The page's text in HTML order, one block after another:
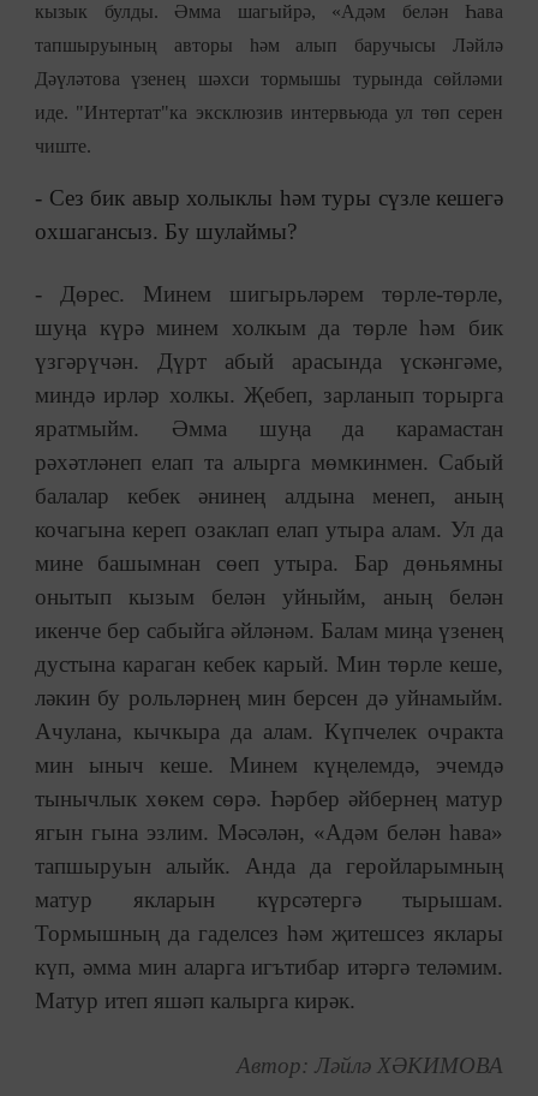
кызык булды. Әмма шагыйрә, «Адәм белән Һава
тапшыруының авторы һәм алып баручысы Ләйлә
Дәүләтова үзенең шәхси тормышы турында сөйләми
иде. "Интертат"ка эксклюзив интервьюда ул төп серен
чиште.
- Сез бик авыр холыклы һәм туры сүзле кешегә
охшагансыз. Бу шулаймы?
- Дөрес. Минем шигырьләрем төрле-төрле,
шуңа күрә минем холкым да төрле һәм бик
үзгәрүчән. Дүрт абый арасында үскәнгәме,
миндә ирләр холкы. Җебеп, зарланып торырга
яратмыйм. Әмма шуңа да карамастан
рәхәтләнеп елап та алырга мөмкинмен. Сабый
балалар кебек әнинең алдына менеп, аның
кочагына кереп озаклап елап утыра алам. Ул да
мине башымнан сөеп утыра. Бар дөньямны
онытып кызым белән уйныйм, аның белән
икенче бер сабыйга әйләнәм. Балам миңа үзенең
дустына караган кебек карый. Мин төрле кеше,
ләкин бу рольләрнең мин берсен дә уйнамыйм.
Ачулана, кычкыра да алам. Күпчелек очракта
мин ыныч кеше. Минем күңелемдә, эчемдә
тынычлык хөкем сөрә. Һәрбер әйбернең матур
ягын гына эзлим. Мәсәлән, «Адәм белән һава»
тапшыруын алыйк. Анда да геройларымның
матур якларын күрсәтергә тырышам.
Тормышның да гаделсез һәм җитешсез яклары
күп, әмма мин аларга игътибар итәргә теләмим.
Матур итеп яшәп калырга кирәк.
Автор: Ләйлә ХӘКИМОВА